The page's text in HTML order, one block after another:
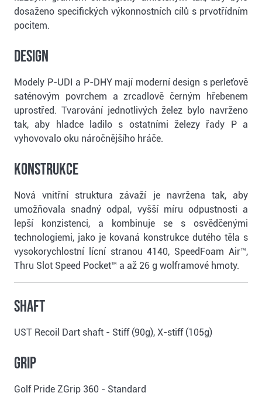
dosaženo specifických výkonnostních cílů s prvotřídním
pocitem.
DESIGN
Modely P-UDI a P-DHY mají moderní design s perleťově
saténovým povrchem a zrcadlově černým hřebenem
uprostřed. Tvarování jednotlivých želez bylo navrženo
tak, aby hladce ladilo s ostatními železy řady P a
vyhovovalo oku náročnějšího hráče.
KONSTRUKCE
Nová vnitřní struktura závaží je navržena tak, aby
umožňovala snadný odpal, vyšší míru odpustnosti a
lepší konzistenci, a kombinuje se s osvědčenými
technologiemi, jako je kovaná konstrukce dutého těla s
vysokorychlostní lícní stranou 4140, SpeedFoam Air™,
Thru Slot Speed Pocket™ a až 26 g wolframové hmoty.
Shaft
UST Recoil Dart shaft - Stiff (90g), X-stiff (105g)
Grip
Golf Pride ZGrip 360 - Standard